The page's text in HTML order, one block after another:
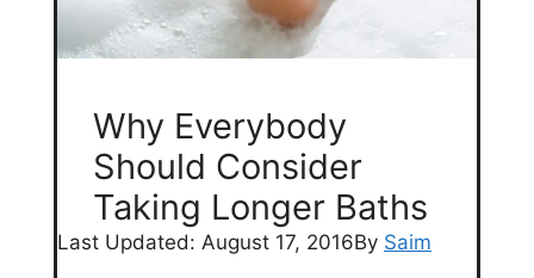
Why Everybody
Should Consider
Taking Longer Baths
Last Updated: August 17, 2016By Saim